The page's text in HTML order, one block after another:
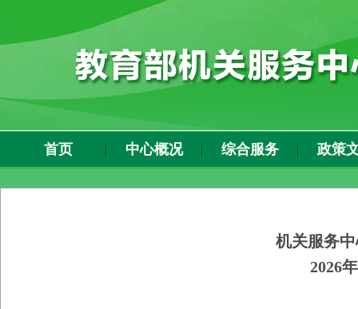
首页 中心概况 综合服务 政策
机关服务
2026年